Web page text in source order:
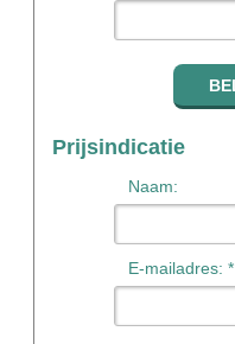
Prijsindicatie
Naam:
E-mailadres: *